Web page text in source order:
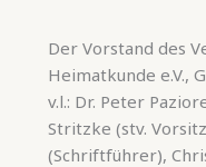
Der Vorstand des
Heimatkunde e.V.,
v.l.: Dr. Peter
Stritzke (stv.
(Schriftführer),